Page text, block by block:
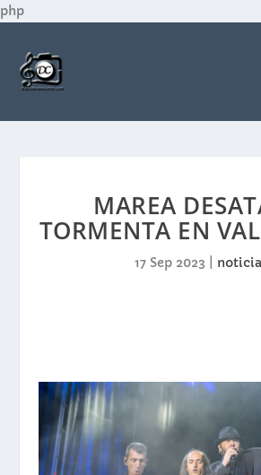
php
MAREA
TORMENTA EN
17 Sep 2023